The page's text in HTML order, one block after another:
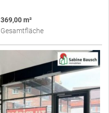
369,00 m²
Gesamtfläche